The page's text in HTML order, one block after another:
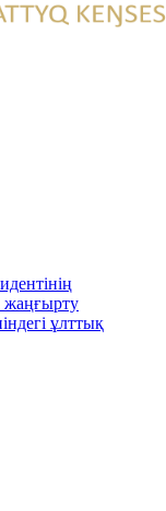
ұлттық